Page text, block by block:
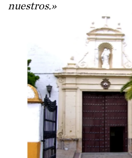
nuestros.»